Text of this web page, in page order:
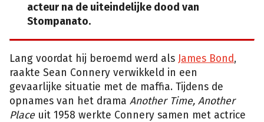
acteur na de uiteindelijke dood van
Stompanato.
Lang voordat hij beroemd werd als James Bond,
raakte Sean Connery verwikkeld in een
gevaarlijke situatie met de maffia. Tijdens de
opnames van het drama Another Time, Another
Placeuit 1958 werkte Connery samen met actrice